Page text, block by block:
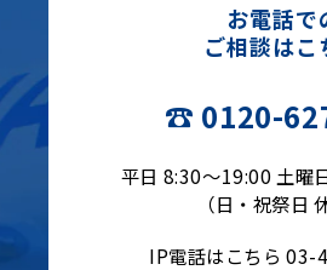
お電話で
ご相談はこ
☎ 0120-
平日 8:30〜19:00 土曜
（日・祝祭日
IP電話はこちら